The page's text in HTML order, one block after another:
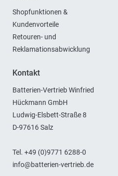
Shopfunktionen &
Kundenvorteile
Retouren- und
Reklamationsabwicklung
Kontakt
Batterien-Vertrieb Winfried
Hückmann GmbH
Ludwig-Elsbett-Straße 8
D-97616 Salz
Tel. +49 (0)9771 6288-0
info@batterien-vertrieb.de